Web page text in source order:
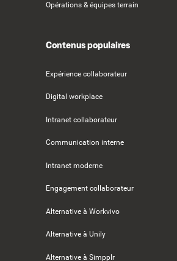
Opérations & équipes terrain
Contenus populaires
Expérience collaborateur
Digital workplace
Intranet collaborateur
Communication interne
Intranet moderne
Engagement collaborateur
Alternative à Workvivo
Alternative à Unily
Alternative à Simpplr